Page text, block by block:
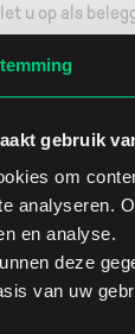
gebruik
om
analyseren.
en analyse.
deze
van uw
u op als